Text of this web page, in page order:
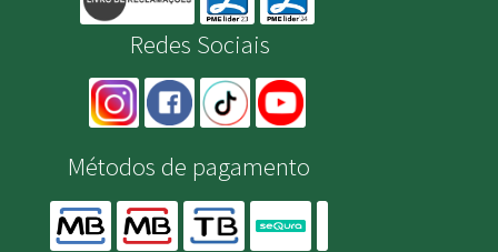
Redes Sociais
Métodos de pagamento